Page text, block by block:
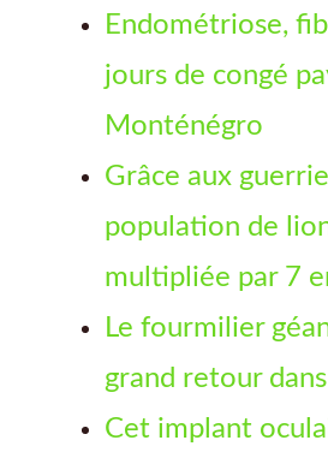
Endométriose,
jours de congé
Monténégro
Grâce aux
population de
multipliée par 7
Le fourmilier
grand retour
Cet implant